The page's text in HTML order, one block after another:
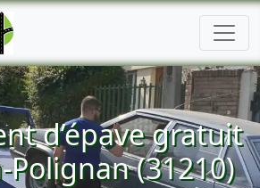
d’épave gratuit
(31210)